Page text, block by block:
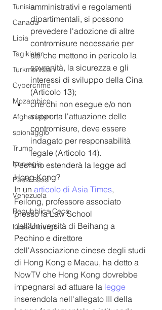
Tunisia
Canada
Libia
Tagikistan
Turkmenistan
Cybercrime
Mozambico
Afghanistan
spionaggio
Trump
Norvegia
Paesi Bassi
Venezuela
Repubblica Ceca
Lussemburgo
amministrativi e regolamenti
dipartimentali, si possono
prevedere l'adozione di altre
contromisure necessarie per
atti che mettono in pericolo la
sovranità, la sicurezza e gli
interessi di sviluppo della Cina
(Articolo 13);
che chi non esegue e/o non
supporta l'attuazione delle
contromisure, deve essere
indagato per responsabilità
legale (Articolo 14).
Pechino estenderà la legge ad
Hong Kong?
In un articolo di Asia Times,
Feilong, professore associato
presso la Law School
dell'Università di Beihang a
Pechino e direttore
dell'Associazione cinese degli studi
di Hong Kong e Macau, ha detto a
NowTV che Hong Kong dovrebbe
impegnarsi ad attuare la legge
inserendola nell'allegato III della